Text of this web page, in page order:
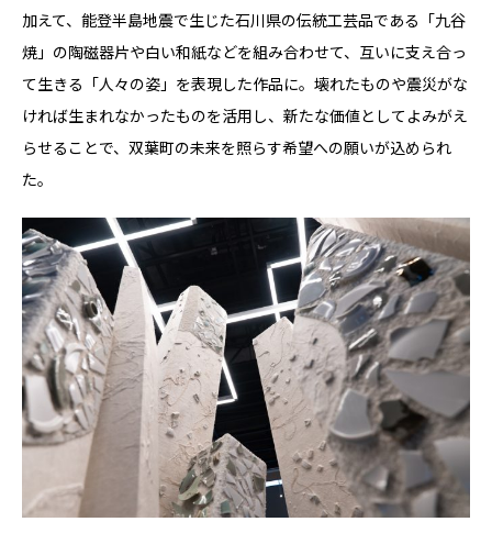
加えて、能登半島地震で生じた石川県の伝統工芸品である「九谷
焼」の陶磁器片や白い和紙などを組み合わせて、互いに支え合っ
て生きる「人々の姿」を表現した作品に。壊れたものや震災がな
ければ生まれなかったものを活用し、新たな価値としてよみがえ
らせることで、双葉町の未来を照らす希望への願いが込められ
た。